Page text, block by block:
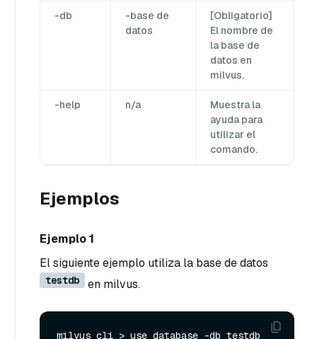
-db
-base de
datos
[Obligatorio]
El nombre de
la base de
datos en
milvus.
-help n/a
Muestra la
ayuda para
utilizar el
comando.
Ejemplos
Ejemplo 1
El siguiente ejemplo utiliza la base de datos
testdb en milvus.